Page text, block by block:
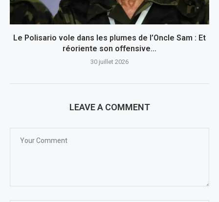
Le Polisario vole dans les plumes de l’Oncle Sam : Et
réoriente son offensive...
30 juillet 2026
LEAVE A COMMENT